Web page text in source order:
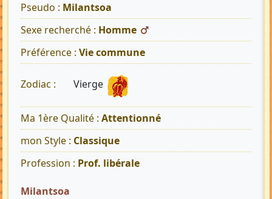
Pseudo : Milantsoa
Sexe recherché : Homme
Préférence : Vie commune
Zodiac : Vierge
Ma 1ère Qualité : Attentionné
mon Style : Classique
Profession : Prof. libérale
Milantsoa